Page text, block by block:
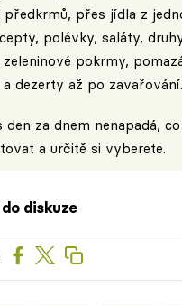
přes jídla z
polévky, saláty,
pokrmy,
dezerty až po zavařování.
den za dnem nenapadá,
a určitě si vyberete.
diskuze